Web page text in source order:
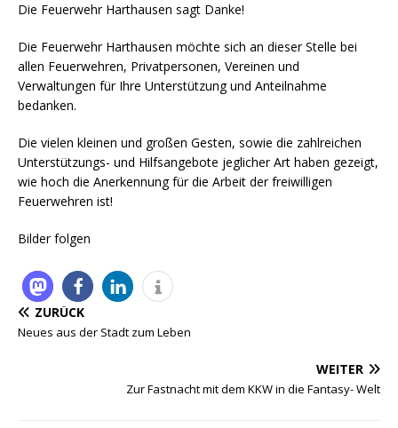
Die Feuerwehr Harthausen sagt Danke!
Die Feuerwehr Harthausen möchte sich an dieser Stelle bei
allen Feuerwehren, Privatpersonen, Vereinen und
Verwaltungen für Ihre Unterstützung und Anteilnahme
bedanken.
Die vielen kleinen und großen Gesten, sowie die zahlreichen
Unterstützungs- und Hilfsangebote jeglicher Art haben gezeigt,
wie hoch die Anerkennung für die Arbeit der freiwilligen
Feuerwehren ist!
Bilder folgen
ZURÜCK
Neues aus der Stadt zum Leben
WEITER
Zur Fastnacht mit dem KKW in die Fantasy- Welt